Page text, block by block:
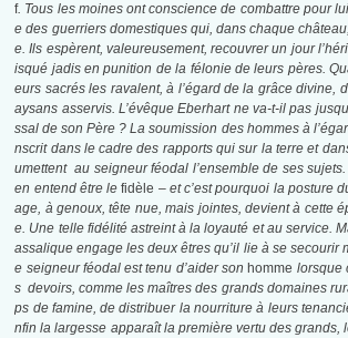
f. Tous les moines ont conscience de combattre pour
e des guerriers domestiques qui, dans chaque
e. Ils espèrent, valeureusement, recouvrer un jour
isqué jadis en punition de la félonie de leurs pères.
eurs sacrés les ravalent, à l’égard de la grâce divine,
aysans asservis. L’évêque Eberhart ne va-t-il pas
ssal de son Père ? La soumission des hommes à
nscrit dans le cadre des rapports qui sur la terre et
umettent au seigneur féodal l’ensemble de ses
en entend être lefidèle – et c’est pourquoi la posture
age, à genoux, tête nue, mais jointes, devient à cette
e. Une telle fidélité astreint à la loyauté et au service.
assalique engage les deux êtres qu’il lie à se secourir
e seigneur féodal est tenu d’aider son homme lorsque
s devoirs, comme les maîtres des grands domaines
ps de famine, de distribuer la nourriture à leurs
nfin la largesse apparaît la première vertu des grands,